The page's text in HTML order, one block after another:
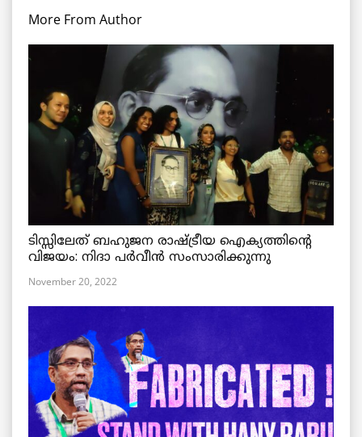
More From Author
ടിസ്സിലേത് ബഹുജന രാഷ്ട്രീയ ഐക്യത്തിന്റെ
വിജയം: നിദാ പർവീൻ സംസാരിക്കുന്നു
November 20, 2022